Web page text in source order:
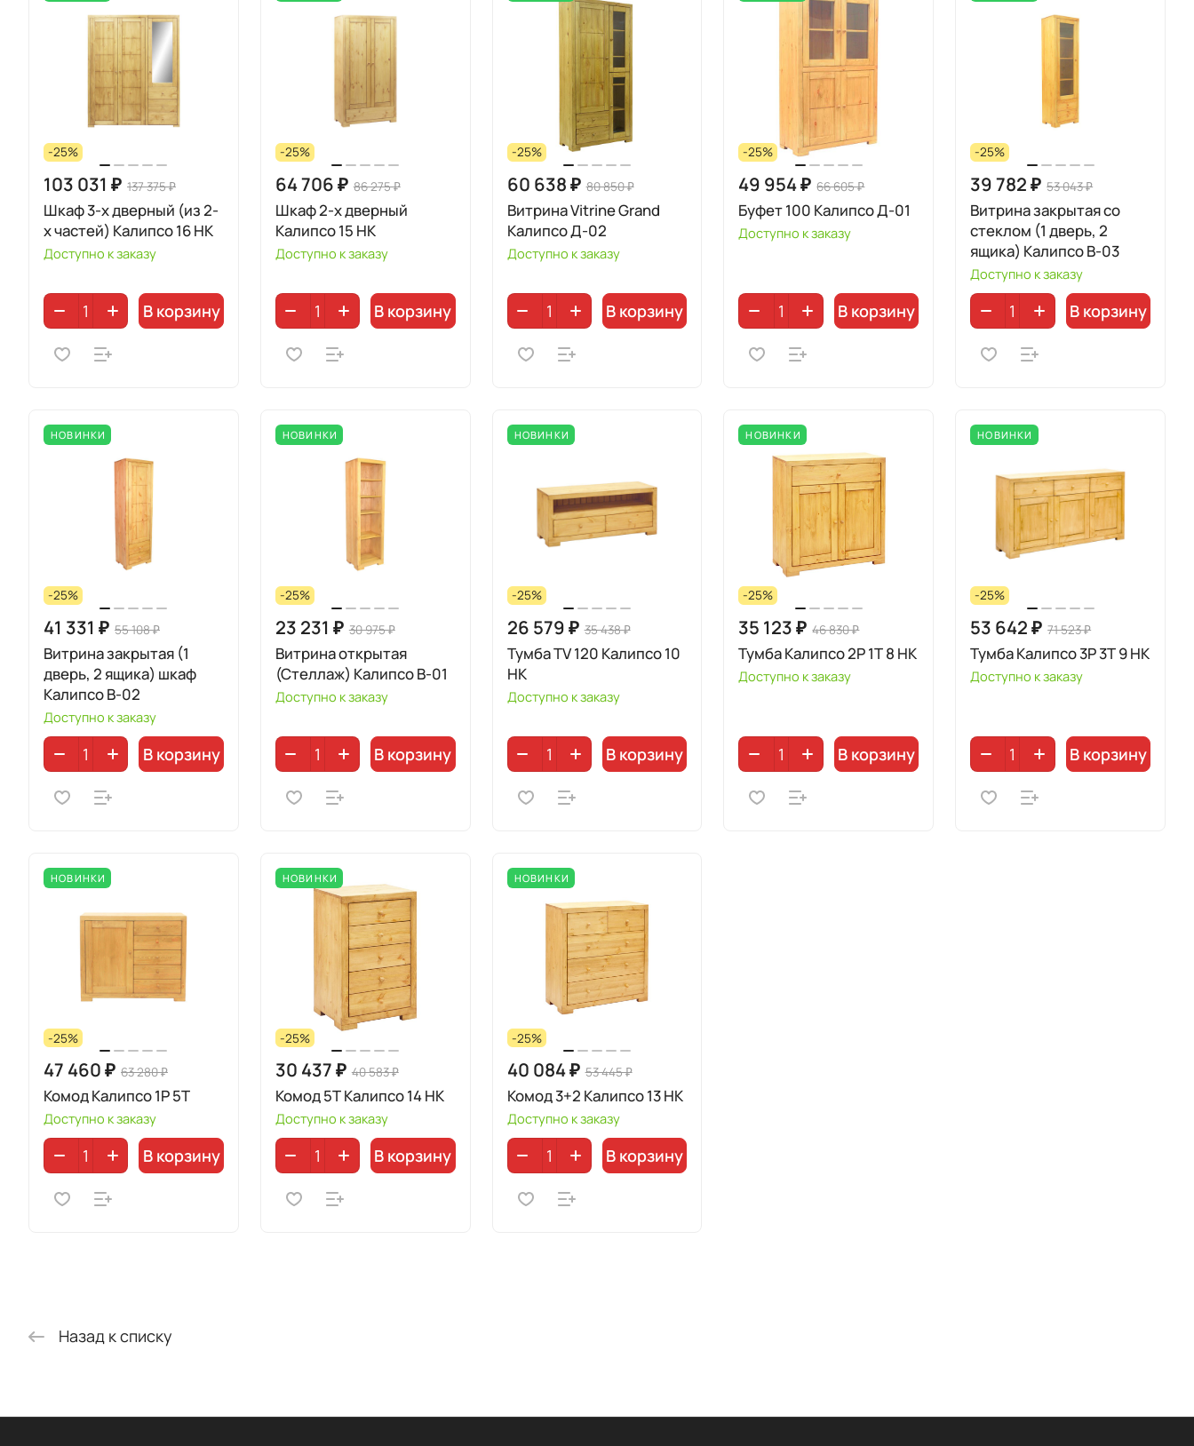
-25%
103 031 ₽ 137 375 ₽
Шкаф 3-х дверный (из 2-
х частей) Калипсо 16 НК
Доступно к заказу
В корзину
-25%
64 706 ₽ 86 275 ₽
Шкаф 2-х дверный
Калипсо 15 НК
Доступно к заказу
В корзину
-25%
60 638 ₽ 80 850 ₽
Витрина Vitrine Grand
Калипсо Д-02
Доступно к заказу
В корзину
-25%
49 954 ₽ 66 605 ₽
Буфет 100 Калипсо Д-01
Доступно к заказу
В корзину
-25%
39 782 ₽ 53 043 ₽
Витрина закрытая со
стеклом (1 дверь, 2
ящика) Калипсо B-03
Доступно к заказу
В корзину
НОВИНКИ
-25%
41 331 ₽ 55 108 ₽
Витрина закрытая (1
дверь, 2 ящика) шкаф
Калипсо B-02
Доступно к заказу
В корзину
НОВИНКИ
-25%
23 231 ₽ 30 975 ₽
Витрина открытая
(Стеллаж) Калипсо B-01
Доступно к заказу
В корзину
НОВИНКИ
-25%
26 579 ₽ 35 438 ₽
Тумба TV 120 Калипсо 10
HK
Доступно к заказу
В корзину
НОВИНКИ
-25%
35 123 ₽ 46 830 ₽
Тумба Калипсо 2P 1T 8 HK
Доступно к заказу
В корзину
НОВИНКИ
-25%
53 642 ₽ 71 523 ₽
Тумба Калипсо 3P 3T 9 HK
Доступно к заказу
В корзину
НОВИНКИ
-25%
47 460 ₽ 63 280 ₽
Комод Калипсо 1P 5T
Доступно к заказу
В корзину
НОВИНКИ
-25%
30 437 ₽ 40 583 ₽
Комод 5Т Калипсо 14 НК
Доступно к заказу
В корзину
НОВИНКИ
-25%
40 084 ₽ 53 445 ₽
Комод 3+2 Калипсо 13 НК
Доступно к заказу
В корзину
Назад к списку